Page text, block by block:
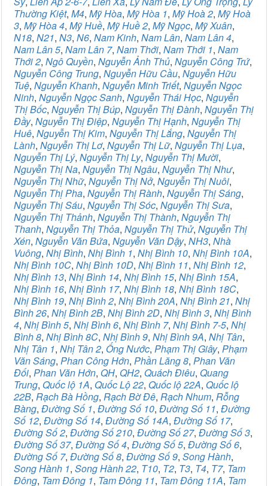
Thường Kiệt, M4, Mỹ Hòa, Mỹ Hòa 1, Mỹ Hoà 2, Mỹ Hoà
3, Mỹ Hòa 4, Mỹ Huề, Mỹ Huề 2, Mỹ Ngọc, Mỹ Xuân,
N18, N21, N3, N6, Nam Kinh, Nam Lân, Nam Lân 4,
Nam Lân 5, Nam Lân 7, Nam Thới, Nam Thới 1, Nam
Thới 2, Ngô Quyền, Nguyễn Ảnh Thủ, Nguyễn Công Trứ,
Nguyễn Công Trung, Nguyễn Hữu Cầu, Nguyễn Hữu
Tuệ, Nguyễn Khanh, Nguyễn Minh Triết, Nguyễn Ngọc
Ninh, Nguyễn Ngọc Sanh, Nguyễn Thái Học, Nguyễn
Thị Bốc, Nguyễn Thị Búp, Nguyễn Thị Đành, Nguyễn Thị
Đầy, Nguyễn Thị Điệp, Nguyễn Thị Hạnh, Nguyễn Thị
Huê, Nguyễn Thị Kim, Nguyễn Thị Lắng, Nguyễn Thị
Lành, Nguyễn Thị Lơ, Nguyễn Thị Lữ, Nguyễn Thị Lụa,
Nguyễn Thị Lý, Nguyễn Thị Ly, Nguyễn Thị Mười,
Nguyễn Thị Na, Nguyễn Thị Ngâu, Nguyễn Thị Như,
Nguyễn Thị Nhữ, Nguyễn Thị Nở, Nguyễn Thị Nuôi,
Nguyễn Thị Pha, Nguyễn Thị Rành, Nguyễn Thị Sáng,
Nguyễn Thị Sáu, Nguyễn Thị Sóc, Nguyễn Thị Sưa,
Nguyễn Thị Thảnh, Nguyễn Thị Thành, Nguyễn Thị
Thanh, Nguyễn Thị Thỏa, Nguyễn Thị Thử, Nguyễn Thị
Xén, Nguyễn Văn Bứa, Nguyễn Văn Dậy, NH3, Nhà
Vuông, Nhị Bình, Nhị Bình 1, Nhị Bình 10, Nhị Bình 10A,
Nhị Bình 10C, Nhị Bình 10D, Nhị Bình 11, Nhị Bình 12,
Nhị Bình 13, Nhị Bình 14, Nhị Bình 15, Nhị Bình 15A,
Nhị Bình 16, Nhị Bình 17, Nhị Bình 18, Nhị Bình 18C,
Nhị Bình 19, Nhị Bình 2, Nhị Bình 20A, Nhị Bình 21, Nhị
Bình 26, Nhị Bình 2B, Nhị Bình 2D, Nhị Bình 3, Nhị Bình
4, Nhị Bình 5, Nhị Bình 6, Nhị Bình 7, Nhị Bình 7-5, Nhị
Bình 8, Nhị Bình 8C, Nhị Bình 9, Nhị Bình 9A, Nhị Tân,
Nhị Tân 1, Nhị Tân 2, Ống Nước, Phạm Thị Giây, Phạm
Văn Sáng, Phan Công Hớn, Phần Lăng 8, Phan Văn
Đối, Phan Văn Hớn, QH, QH2, Quách Điêu, Quang
Trung, Quốc lộ 1A, Quốc Lộ 22, Quốc lộ 22A, Quốc lộ
22B, Rạch Bà Hồng, Rạch Bờ Đê, Rạch Nhum, Rỗng
Bàng, Đường Số 1, Đường Số 10, Đường Số 11, Đường
Số 12, Đường Số 14, Đường Số 14A, Đường Số 17,
Đường Số 2, Đường Số 210, Đường Số 27, Đường Số 3,
Đường Số 37, Đường Số 4, Đường Số 5, Đường Số 6,
Đường Số 7, Đường Số 8, Đường Số 9, Song Hành,
Song Hành 1, Song Hành 22, T10, T2, T3, T4, T7, Tam
Đông, Tam Đông 1, Tam Đông 11, Tam Đông 11A, Tam